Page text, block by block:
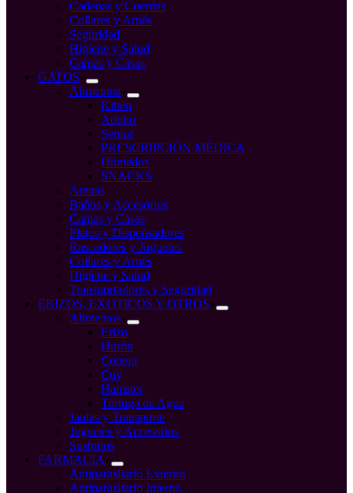
Cadenas y Cuerdas
Collares y Arnés
Seguridad
Higiene y Salud
Camas y Casas
GATOS
Alimentos
Kitten
Adulto
Senior
PRESCRIPCIÓN MÉDICA
Húmedos
SNACKS
Arenas
Baños y Accesorios
Camas y Casas
Platos y Dispensadores
Rascadores y Juguetes
Collares y Arnés
Higiene y Salud
Transportadores y Seguridad
ERIZOS, EXOTICOS Y OTROS
Alimentos
Erizo
Hurón
Conejo
Cuy
Hamster
Tortuga de Agua
Jaulas y Transporte
Juguetes y Accesorios
Sustratos
FARMACIA
Antiparasitario Externo
Antiparasitario Interno